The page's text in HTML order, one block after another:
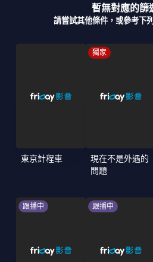
暫無對應的篩
請嘗試其他條件，或參考下
東京計程車
獨家
現在不是外遇的
問題
跟播中 跟播中